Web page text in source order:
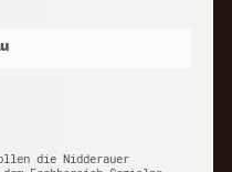
die Nidderauer